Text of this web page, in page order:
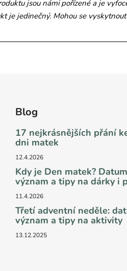
jsou námi pořízené a je
je jedinečný. Mohou se
Blog
17 nejkrásnějších přání
dni matek
12.4.2026
Kdy je Den matek?
význam a tipy na dárky i
11.4.2026
Třetí adventní neděle:
význam a tipy na aktivity
13.12.2025